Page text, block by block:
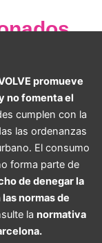
promueve
no fomenta el
cumplen con la
las ordenanzas
El consumo
forma parte de
de denegar la
normas de
la normativa